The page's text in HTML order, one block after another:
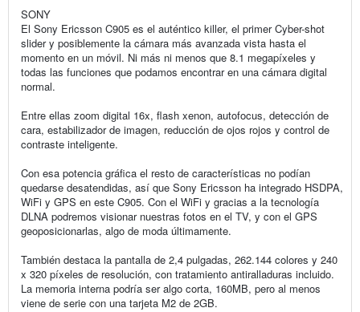
SONY
El Sony Ericsson C905 es el auténtico killer, el primer Cyber-shot
slider y posiblemente la cámara más avanzada vista hasta el
momento en un móvil. Ni más ni menos que 8.1 megapíxeles y
todas las funciones que podamos encontrar en una cámara digital
normal.
Entre ellas zoom digital 16x, flash xenon, autofocus, detección de
cara, estabilizador de imagen, reducción de ojos rojos y control de
contraste inteligente.
Con esa potencia gráfica el resto de características no podían
quedarse desatendidas, así que Sony Ericsson ha integrado HSDPA,
WiFi y GPS en este C905. Con el WiFi y gracias a la tecnología
DLNA podremos visionar nuestras fotos en el TV, y con el GPS
geoposicionarlas, algo de moda últimamente.
También destaca la pantalla de 2,4 pulgadas, 262.144 colores y 240
x 320 píxeles de resolución, con tratamiento antiralladuras incluido.
La memoria interna podría ser algo corta, 160MB, pero al menos
viene de serie con una tarjeta M2 de 2GB.